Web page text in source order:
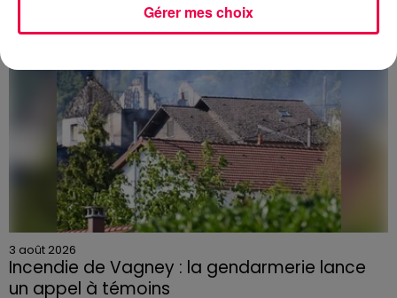
3 août 2026
Incendie de Vagney : la gendarmerie lance
un appel à témoins
Gérer mes choix